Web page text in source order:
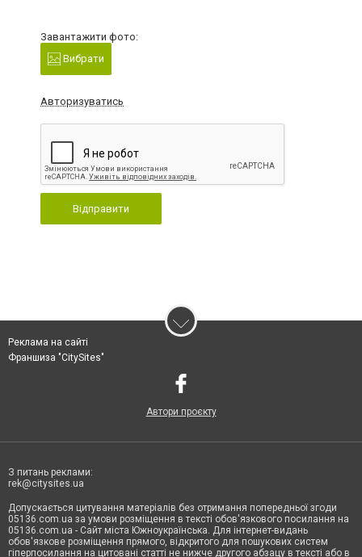
Завантажити фото:
Вибрати
Авторизуватись
Відправити
Реклама на сайті
Франшиза "CitySites"
Автори проєкту
З питань реклами:
rek@citysites.ua
Допускається цитування матеріалів без отримання попередньої згоди
05136.com.ua за умови розміщення в тексті обов'язкового посилання на
05136.com.ua - Сайт міста Южноукраїнська. Для інтернет-видань
обов'язкове розміщення прямого, відкритого для пошукових систем
гіперпосилання на цитовані статті не нижче другого абзацу в тексті або в